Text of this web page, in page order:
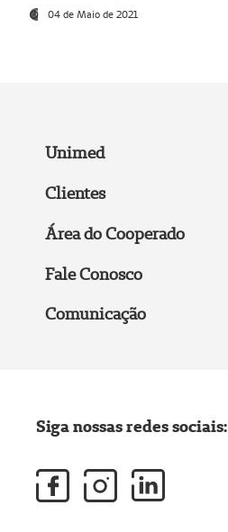
04 de Maio de 2021
Unimed
Clientes
Área do Cooperado
Fale Conosco
Comunicação
Siga nossas redes sociais: